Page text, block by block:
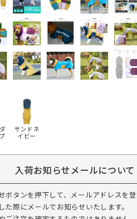
サンドネ
イビー
入荷お知らせメールについて
ボタンを押下して、メールアドレスを登
た際にメールでお知らせいたします。